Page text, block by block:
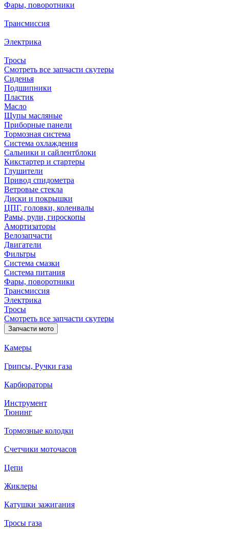
Фары, поворотники
Трансмиссия
Электрика
Тросы
Смотреть все запчасти скутеры
Сиденья
Подшипники
Пластик
Масло
Щупы масляные
Приборные панели
Тормозная система
Система охлаждения
Сальники и сайлентблоки
Кикстартер и стартеры
Глушители
Привод спидометра
Ветровые стекла
Диски и покрышки
ЦПГ, головки, коленвалы
Рамы, рули, гироскопы
Амортизаторы
Велозапчасти
Двигатели
Фильтры
Система смазки
Система питания
Фары, поворотники
Трансмиссия
Электрика
Тросы
Смотреть все запчасти скутеры
Запчасти мото
Камеры
Грипсы, Ручки газа
Карбюраторы
Инструмент
Тюнинг
Тормозные колодки
Счетчики моточасов
Цепи
Жиклеры
Катушки зажигания
Тросы газа